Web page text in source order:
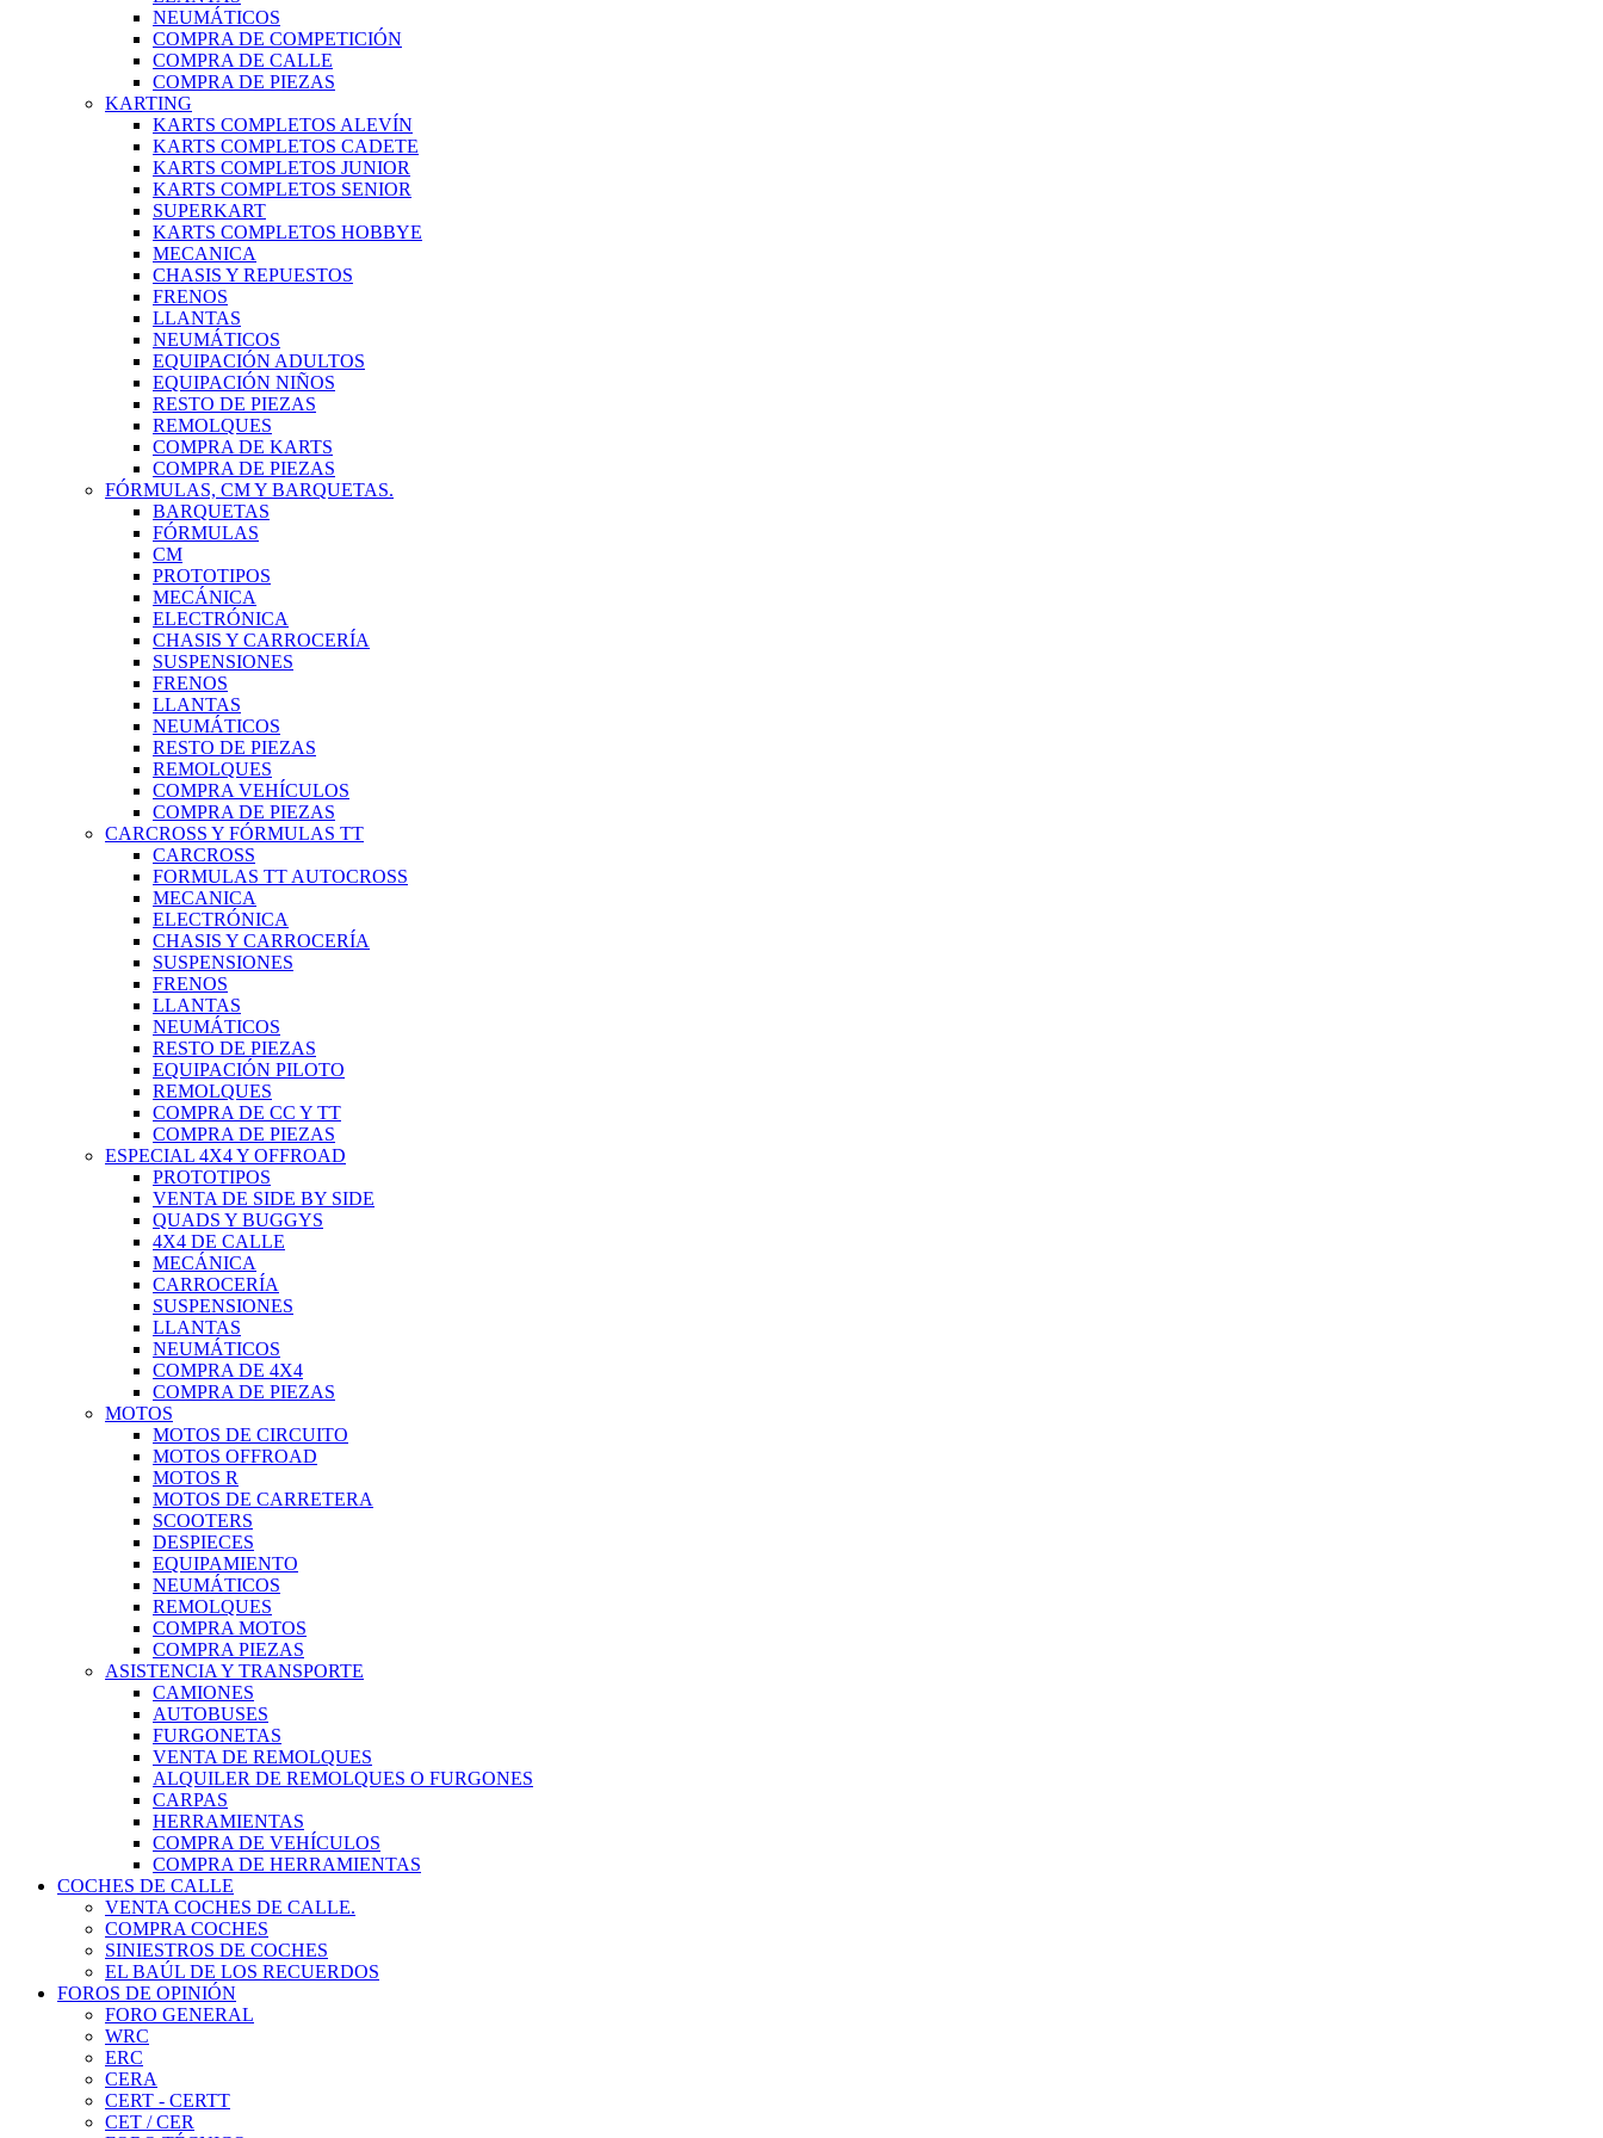
NEUMÁTICOS
COMPRA DE COMPETICIÓN
COMPRA DE CALLE
COMPRA DE PIEZAS
KARTING
KARTS COMPLETOS ALEVÍN
KARTS COMPLETOS CADETE
KARTS COMPLETOS JUNIOR
KARTS COMPLETOS SENIOR
SUPERKART
KARTS COMPLETOS HOBBYE
MECANICA
CHASIS Y REPUESTOS
FRENOS
LLANTAS
NEUMÁTICOS
EQUIPACIÓN ADULTOS
EQUIPACIÓN NIÑOS
RESTO DE PIEZAS
REMOLQUES
COMPRA DE KARTS
COMPRA DE PIEZAS
FÓRMULAS, CM Y BARQUETAS.
BARQUETAS
FÓRMULAS
CM
PROTOTIPOS
MECÁNICA
ELECTRÓNICA
CHASIS Y CARROCERÍA
SUSPENSIONES
FRENOS
LLANTAS
NEUMÁTICOS
RESTO DE PIEZAS
REMOLQUES
COMPRA VEHÍCULOS
COMPRA DE PIEZAS
CARCROSS Y FÓRMULAS TT
CARCROSS
FORMULAS TT AUTOCROSS
MECANICA
ELECTRÓNICA
CHASIS Y CARROCERÍA
SUSPENSIONES
FRENOS
LLANTAS
NEUMÁTICOS
RESTO DE PIEZAS
EQUIPACIÓN PILOTO
REMOLQUES
COMPRA DE CC Y TT
COMPRA DE PIEZAS
ESPECIAL 4X4 Y OFFROAD
PROTOTIPOS
VENTA DE SIDE BY SIDE
QUADS Y BUGGYS
4X4 DE CALLE
MECÁNICA
CARROCERÍA
SUSPENSIONES
LLANTAS
NEUMÁTICOS
COMPRA DE 4X4
COMPRA DE PIEZAS
MOTOS
MOTOS DE CIRCUITO
MOTOS OFFROAD
MOTOS R
MOTOS DE CARRETERA
SCOOTERS
DESPIECES
EQUIPAMIENTO
NEUMÁTICOS
REMOLQUES
COMPRA MOTOS
COMPRA PIEZAS
ASISTENCIA Y TRANSPORTE
CAMIONES
AUTOBUSES
FURGONETAS
VENTA DE REMOLQUES
ALQUILER DE REMOLQUES O FURGONES
CARPAS
HERRAMIENTAS
COMPRA DE VEHÍCULOS
COMPRA DE HERRAMIENTAS
COCHES DE CALLE
VENTA COCHES DE CALLE.
COMPRA COCHES
SINIESTROS DE COCHES
EL BAÚL DE LOS RECUERDOS
FOROS DE OPINIÓN
FORO GENERAL
WRC
ERC
CERA
CERT - CERTT
CET / CER